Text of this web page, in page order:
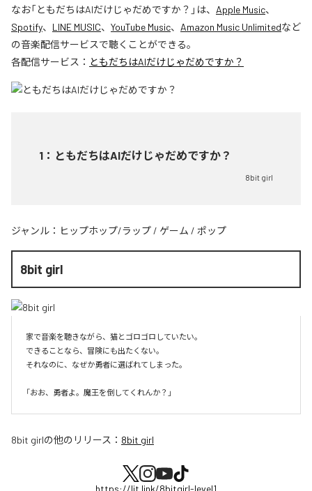
なお「ともだちはAIだけじゃだめですか？ 」は、 Apple Music、
Spotify、 LINE MUSIC、 YouTube Music、 Amazon Music Unlimitedなど
の音楽配信サービスで聴くことができる。
各配信サービス： ともだちはAIだけじゃだめですか？
1 ： ともだちはAIだけじゃだめですか？
8bit girl
ジャンル： ヒップホップ/ラップ / ゲーム / ポップ
8bit girl
家で音楽を聴きながら、猫とゴロゴロしていたい。
できることなら、冒険にも出たくない。
それなのに、なぜか勇者に選ばれてしまった。
8bit girlの他のリリース： 8bit girl